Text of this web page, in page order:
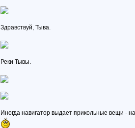
Здравствуй, Тыва.
Реки Тывы.
Иногда навигатор выдает прикольные вещи -